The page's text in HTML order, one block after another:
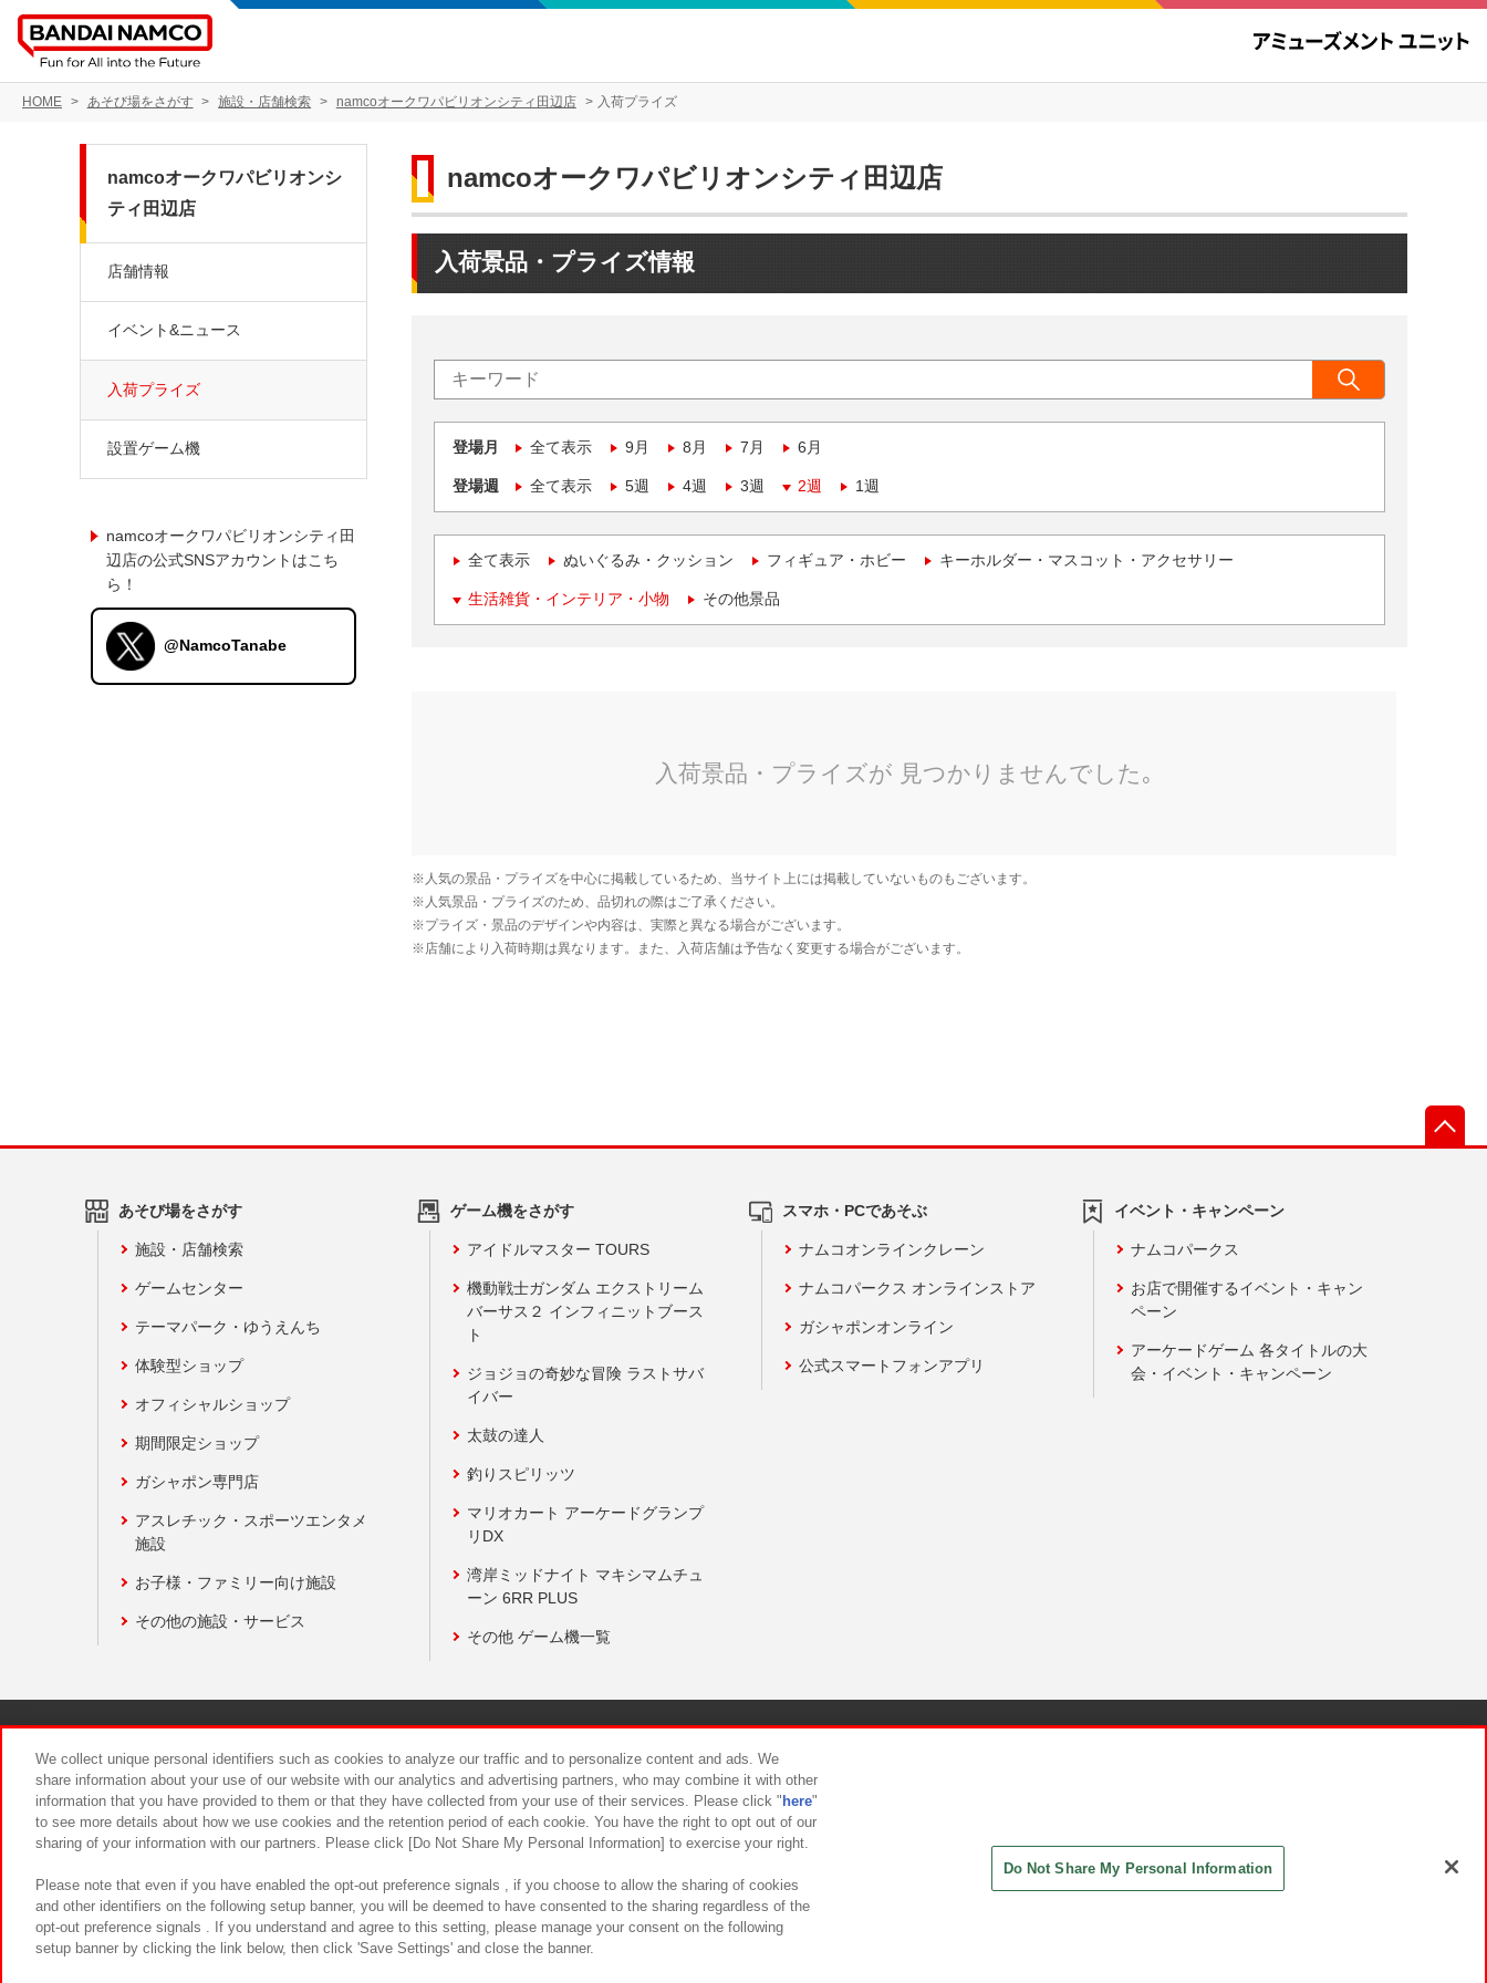
HOME あそび場をさがす 施設・店舗検索 namcoオークワパビリオンシティ田辺店 入荷プライズ
namcoオークワパビリオンシティ田辺店
入荷景品・プライズ情報
登場月 全て表示 9月 8月 7月 6月
登場週 全て表示 5週 4週 3週 2週 1週
全て表示 ぬいぐるみ・クッション フィギュア・ホビー キーホルダー・マスコット・アクセサリー
生活雑貨・インテリア・小物 その他景品
namcoオークワパビリオンシ
ティ田辺店
店舗情報
イベント&ニュース
入荷プライズ
設置ゲーム機
namcoオークワパビリオンシティ田
辺店の公式SNSアカウントはこち
ら！
@NamcoTanabe
あそび場をさがす
施設・店舗検索
ゲームセンター
テーマパーク・ゆうえんち
体験型ショップ
オフィシャルショップ
期間限定ショップ
ガシャポン専門店
アスレチック・スポーツエンタメ
施設
お子様・ファミリー向け施設
その他の施設・サービス
ゲーム機をさがす
アイドルマスター TOURS
機動戦士ガンダム エクストリーム
バーサス２ インフィニットブース
ト
ジョジョの奇妙な冒険 ラストサバ
イバー
太鼓の達人
釣りスピリッツ
マリオカート アーケードグランプ
リDX
湾岸ミッドナイト マキシマムチュ
ーン 6RR PLUS
その他 ゲーム機一覧
スマホ・PCであそぶ
ナムコオンラインクレーン
ナムコパークス オンラインストア
ガシャポンオンライン
公式スマートフォンアプリ
イベント・キャンペーン
ナムコパークス
お店で開催するイベント・キャン
ペーン
アーケードゲーム 各タイトルの大
会・イベント・キャンペーン
食品のご提供について カスタマーハラスメント対応方針
We collect unique personal identifiers such as cookies to analyze our traffic and to personalize content and ads. We
share information about your use of our website with our analytics and advertising partners, who may combine it with other
information that you have provided to them or that they have collected from your use of their services. Please click " here"
to see more details about how we use cookies and the retention period of each cookie. You have the right to opt out of our
sharing of your information with our partners. Please click [Do Not Share My Personal Information] to exercise your right.
Please note that even if you have enabled the opt-out preference signals , if you choose to allow the sharing of cookies
and other identifiers on the following setup banner, you will be deemed to have consented to the sharing regardless of the
opt-out preference signals . If you understand and agree to this setting, please manage your consent on the following
setup banner by clicking the link below, then click 'Save Settings' and close the banner.
Do Not Share My Personal Information